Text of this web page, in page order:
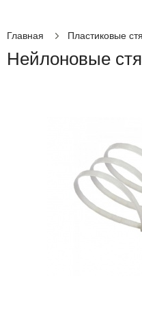
Главная Пластиковые
Нейлоновые